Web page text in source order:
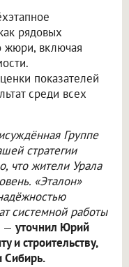
рядовых
жюри, включая
показателей
среди всех
Группе
стратегии
что жители Урала
«Эталон»
системной работы
— уточнил Юрий
и строительству,
Сибирь.